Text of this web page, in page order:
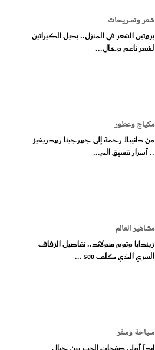
شعر وتسريحات
بروتين الشعر في المنزل.. بديل الكيراتين
لشعر ناعم وخالٍ...
مكياج وعطور
من دانييلا رحمة إلى جورجينا رودريغيز
.. أسرار تنسيق الم...
مشاهير العالم
زيندايا وتوم هولاند.. تفاصيل الزفاف
السري الذي كلف 500 ...
سياحة وسفر